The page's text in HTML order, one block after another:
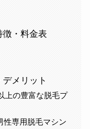
徴・料金表
メリット
上の豊富な脱毛プ
性専用脱毛マシン